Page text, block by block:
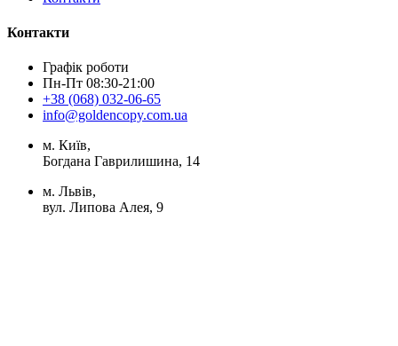
Контакти
Графік роботи
Пн-Пт 08:30-21:00
+38 (068) 032-06-65
info@goldencopy.com.ua
м. Київ,
Богдана Гаврилишина, 14
м. Львів,
вул. Липова Алея, 9